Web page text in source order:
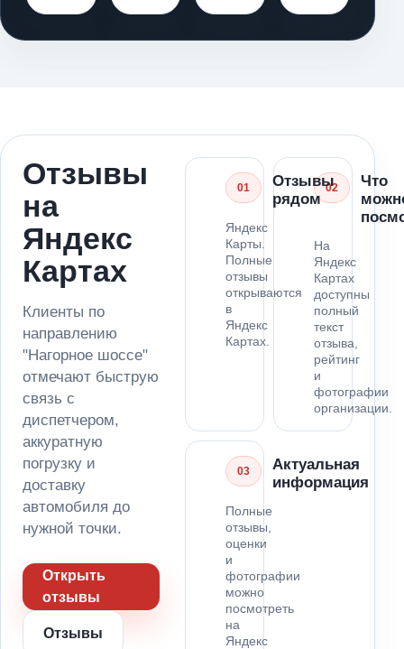
Отзывы
на
Яндекс
Картах
Клиенты по
направлению
"Нагорное шоссе"
отмечают быструю
связь с
диспетчером,
аккуратную
погрузку и
доставку
автомобиля до
нужной точки.
Открыть
отзывы
Отзывы
01
Отзывы
рядом
Яндекс
Карты.
Полные
отзывы
открываются
в
Яндекс
Картах.
02
Что
На
Яндекс
Картах
доступны
полный
текст
отзыва,
рейтинг
и
фотографии
организации.
03
Актуальная
информация
Полные
отзывы,
оценки
и
фотографии
можно
посмотреть
на
Яндекс